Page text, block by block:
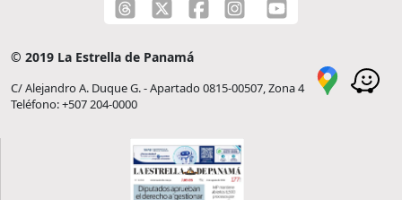
© 2019 La Estrella de Panamá
C/ Alejandro A. Duque G. - Apartado 0815-00507, Zona 4
Teléfono: +507 204-0000